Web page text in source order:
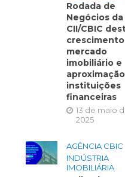
Rodada de
Negócios da
CII/CBIC
mercado
imobiliário e
instituições
financeiras
13 de maio
2025
AGÊNCIA CBIC
INDÚSTRIA
IMOBILIÁRIA